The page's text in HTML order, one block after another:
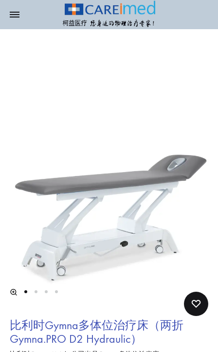
比利时Gymna多体位治疗床（两折
Gymna.PRO D2 Hydraulic）